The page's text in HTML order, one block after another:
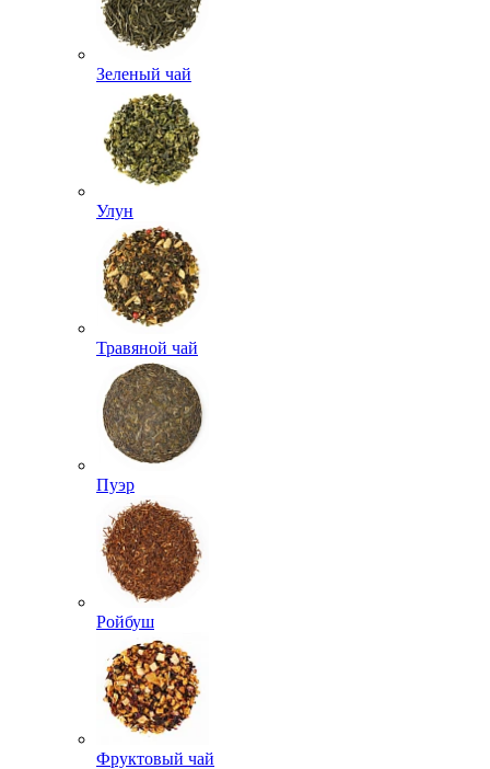
Зеленый чай
Улун
Травяной чай
Пуэр
Ройбуш
Фруктовый чай